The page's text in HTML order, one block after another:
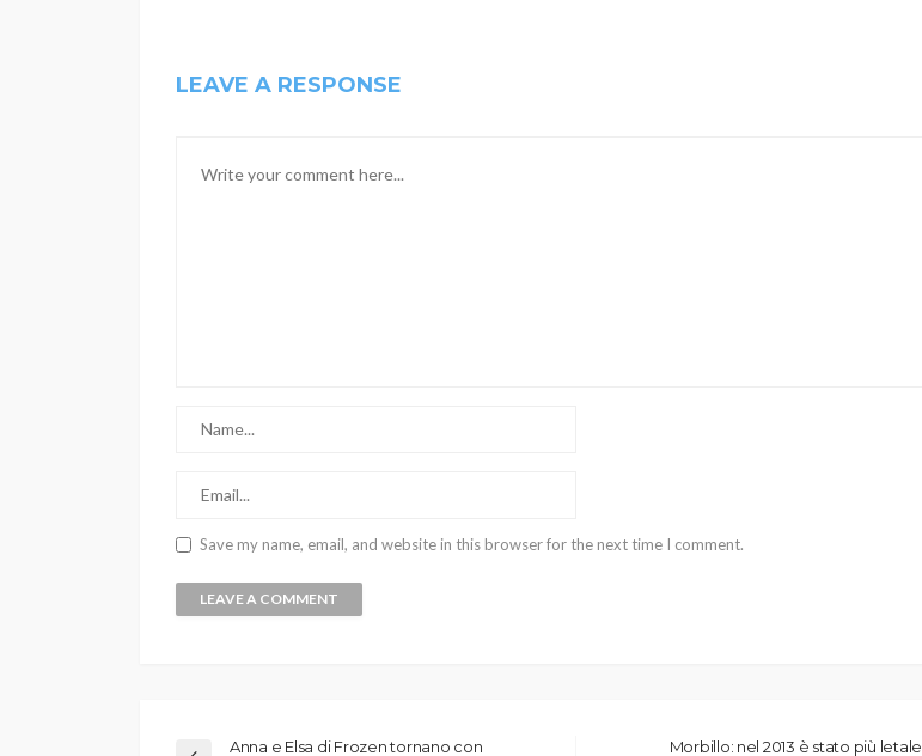
LEAVE A RESPONSE
Save my name, email, and website in this browser for the next time I comment.
Anna e Elsa di Frozen tornano con
Morbillo: nel 2013 è stato più letale